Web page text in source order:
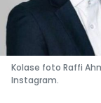
Kolase foto Raffi
Instagram.